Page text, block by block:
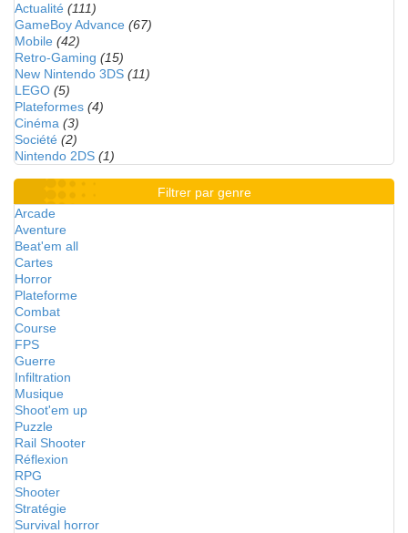
Actualité (111)
GameBoy Advance (67)
Mobile (42)
Retro-Gaming (15)
New Nintendo 3DS (11)
LEGO (5)
Plateformes (4)
Cinéma (3)
Société (2)
Nintendo 2DS (1)
Filtrer par genre
Arcade
Aventure
Beat'em all
Cartes
Horror
Plateforme
Combat
Course
FPS
Guerre
Infiltration
Musique
Shoot'em up
Puzzle
Rail Shooter
Réflexion
RPG
Shooter
Stratégie
Survival horror